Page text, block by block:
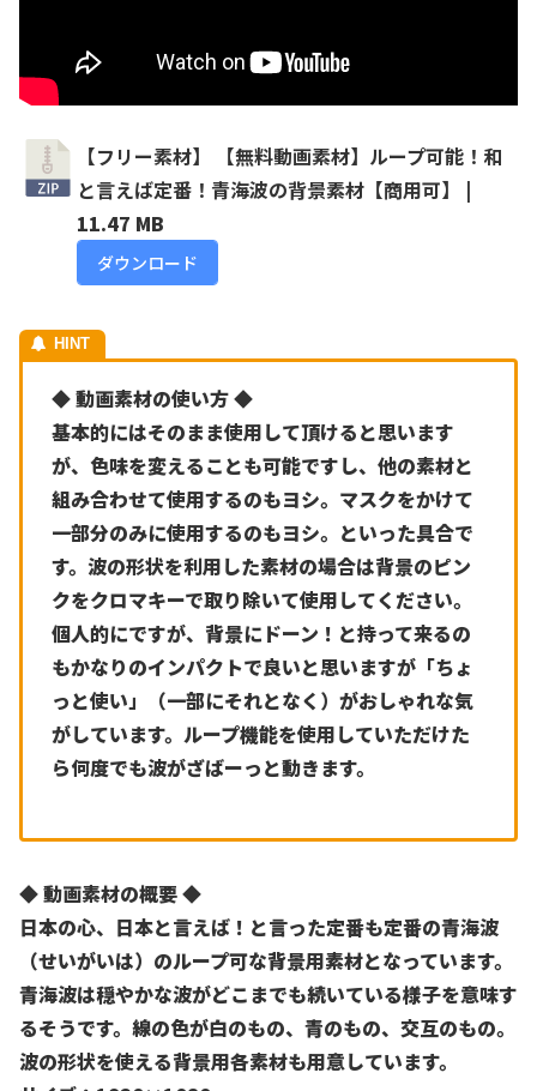
【フリー素材】 【無料動画素材】ループ可能！和
と言えば定番！青海波の背景素材【商用可】
|
11.47 MB
ダウンロード
◆ 動画素材の使い方 ◆
基本的にはそのまま使用して頂けると思います
が、色味を変えることも可能ですし、他の素材と
組み合わせて使用するのもヨシ。マスクをかけて
一部分のみに使用するのもヨシ。といった具合で
す。波の形状を利用した素材の場合は背景のピン
クをクロマキーで取り除いて使用してください。
個人的にですが、背景にドーン！と持って来るの
もかなりのインパクトで良いと思いますが「ちょ
っと使い」（一部にそれとなく）がおしゃれな気
がしています。ループ機能を使用していただけた
ら何度でも波がざばーっと動きます。
◆ 動画素材の概要 ◆
日本の心、日本と言えば！と言った定番も定番の青海波
（せいがいは）のループ可な背景用素材となっています。
青海波は穏やかな波がどこまでも続いている様子を意味す
るそうです。線の色が白のもの、青のもの、交互のもの。
波の形状を使える背景用各素材も用意しています。